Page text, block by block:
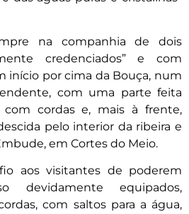
na companhia de dois
credenciados” e com
início por cima da Bouça, num
com uma parte feita
com cordas e, mais à frente,
pelo interior da ribeira e
em Cortes do Meio.
aos visitantes de poderem
devidamente equipados,
com saltos para a água,